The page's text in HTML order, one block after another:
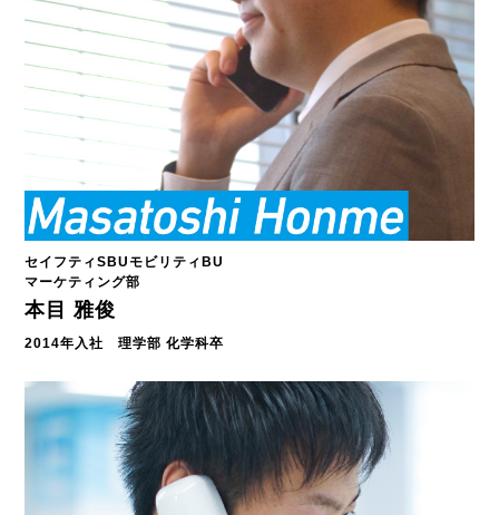
セイフティSBUモビリティBU
マーケティング部
本目 雅俊
2014年入社 理学部 化学科卒